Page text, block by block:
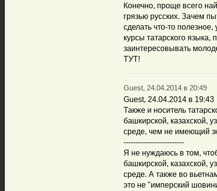
Конечно, проще всего
грязью русских. Зачем
сделать что-то
курсы татарского языка,
заинтересовывать
ТУТ!
Guest, 24.04.2014 в 20:49
Guest, 24.04.2014 в 19:43
Также и носитель
башкирской, казахской,
среде, чем не имеющий
-------------------------
Я не нуждаюсь в том,
башкирской, казахской,
среде. А также во
это не "имперский